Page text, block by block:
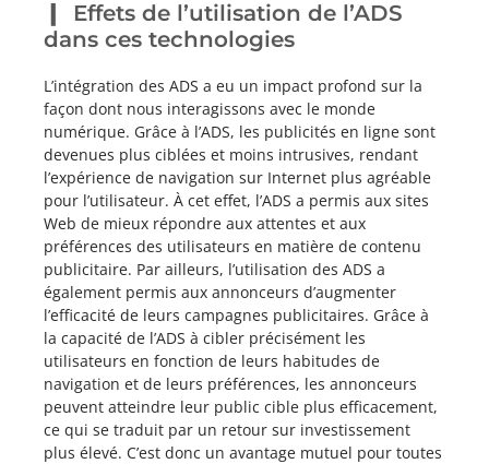
Effets de l’utilisation de l’ADS
dans ces technologies
L’intégration des ADS a eu un impact profond sur la
façon dont nous interagissons avec le monde
numérique. Grâce à l’ADS, les publicités en ligne sont
devenues plus ciblées et moins intrusives, rendant
l’expérience de navigation sur Internet plus agréable
pour l’utilisateur. À cet effet, l’ADS a permis aux sites
Web de mieux répondre aux attentes et aux
préférences des utilisateurs en matière de contenu
publicitaire. Par ailleurs, l’utilisation des ADS a
également permis aux annonceurs d’augmenter
l’efficacité de leurs campagnes publicitaires. Grâce à
la capacité de l’ADS à cibler précisément les
utilisateurs en fonction de leurs habitudes de
navigation et de leurs préférences, les annonceurs
peuvent atteindre leur public cible plus efficacement,
ce qui se traduit par un retour sur investissement
plus élevé. C’est donc un avantage mutuel pour toutes